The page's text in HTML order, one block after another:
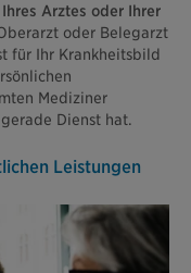
Arztes oder Ihrer
oder Belegarzt
für Ihr Krankheitsbild
Mediziner
Dienst hat.
Leistungen